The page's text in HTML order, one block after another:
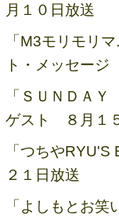
月１０日放送
「M3モリモリ
ト・メッセー
「ＳＵＮＤＡ
ゲスト ８月１
「つちや
２１日放送
「よしもとお